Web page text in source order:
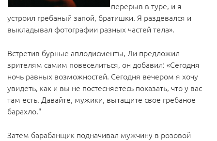
перерыв в туре, и я
устроил гребаный запой, братишки. Я раздевался и
выкладывал фотографии разных частей тела».
Встретив бурные аплодисменты, Ли предложил
зрителям самим повеселиться, он добавил: «Сегодня
ночь равных возможностей. Сегодня вечером я хочу
увидеть, как и вы не постесняетесь показать, что у вас
там есть. Давайте, мужики, вытащите свое гребаное
барахло."
Затем барабанщик подначивал мужчину в розовой